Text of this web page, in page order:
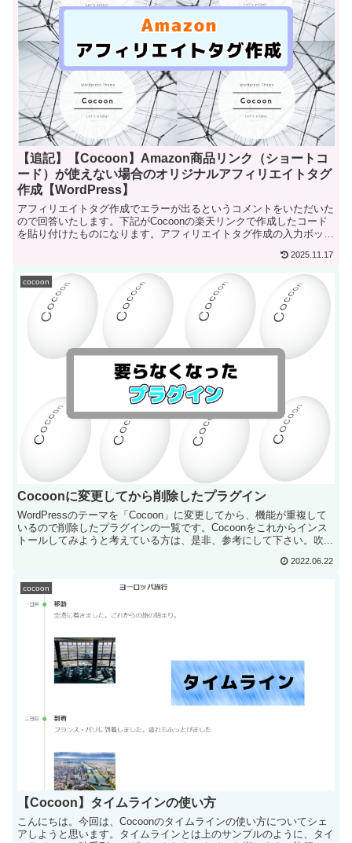
【追記】【Cocoon】Amazon商品リンク（ショートコ
ード）が使えない場合のオリジナルアフィリエイトタグ
作成【WordPress】
アフィリエイトタグ作成でエラーが出るというコメントをいただいた
ので回答いたします。下記がCocoonの楽天リンクで作成したコード
を貼り付けたものになります。アフィリエイトタグ作成の入力ボック
2025.11.17
cocoon
Cocoonに変更してから削除したプラグイン
WordPressのテーマを「Cocoon」に変更してから、機能が重複して
いるので削除したプラグインの一覧です。Cocoonをこれからインス
トールしてみようと考えている方は、是非、参考にして下さい。吹...
2022.06.22
cocoon
【Cocoon】タイムラインの使い方
こんにちは。今回は、Cocoonのタイムラインの使い方についてシェ
アしようと思います。タイムラインとは上のサンプルのように、タイ